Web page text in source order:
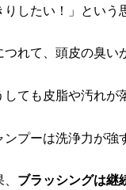
したい！」という
れて、頭皮の臭い
ても皮脂や汚れが
プーは洗浄力が強
ブラッシングは継